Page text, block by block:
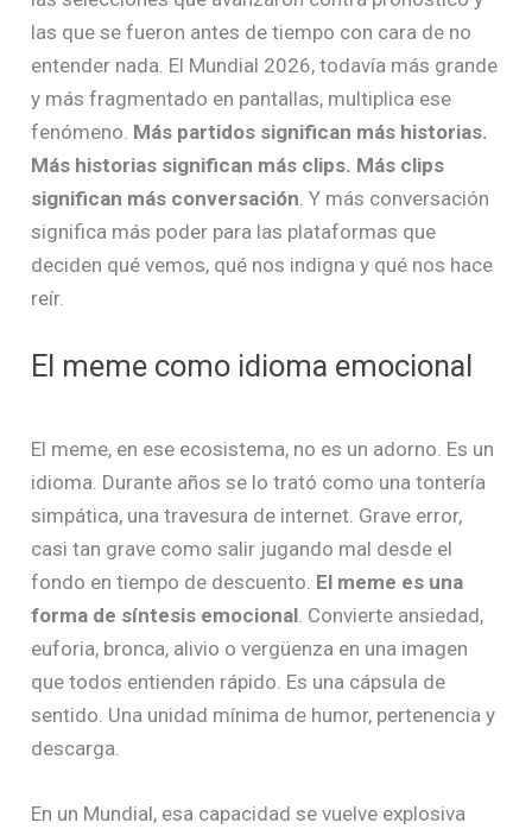
las que se fueron antes de tiempo con cara de no
entender nada. El Mundial 2026, todavía más grande
y más fragmentado en pantallas, multiplica ese
fenómeno. Más partidos significan más historias.
Más historias significan más clips. Más clips
significan más conversación. Y más conversación
significa más poder para las plataformas que
deciden qué vemos, qué nos indigna y qué nos hace
reír.
El meme como idioma emocional
El meme, en ese ecosistema, no es un adorno. Es un
idioma. Durante años se lo trató como una tontería
simpática, una travesura de internet. Grave error,
casi tan grave como salir jugando mal desde el
fondo en tiempo de descuento. El meme es una
forma de síntesis emocional . Convierte ansiedad,
euforia, bronca, alivio o vergüenza en una imagen
que todos entienden rápido. Es una cápsula de
sentido. Una unidad mínima de humor, pertenencia y
descarga.
En un Mundial, esa capacidad se vuelve explosiva